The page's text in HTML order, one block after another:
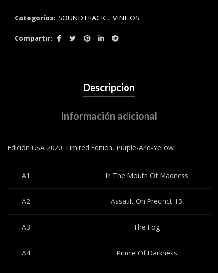
Categorías: SOUNDTRACK , VINILOS
Compartir
Descripción
Información adicional
Edición USA 2020. Limited Edition, Purple-And-Yellow
A1 In The Mouth Of Madness
A2 Assault On Precinct 13
A3 The Fog
A4 Prince Of Darkness